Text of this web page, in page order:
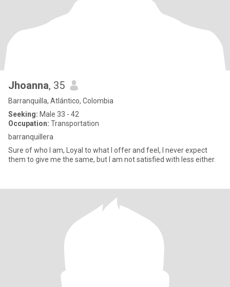
Jhoanna, 35
Barranquilla, Atlántico, Colombia
Seeking: Male 33 - 42
Occupation: Transportation
barranquillera
Sure of who I am, Loyal to what I offer and feel, I never expect
them to give me the same, but I am not satisfied with less either.